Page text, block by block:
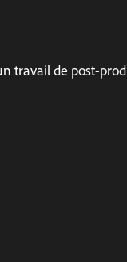
travail de post-